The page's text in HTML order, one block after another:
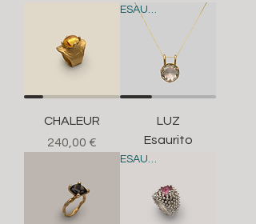
CHALEUR
Prezzo
240,00 €
ESAURITO
LUZ
Esaurito
ESAURITO